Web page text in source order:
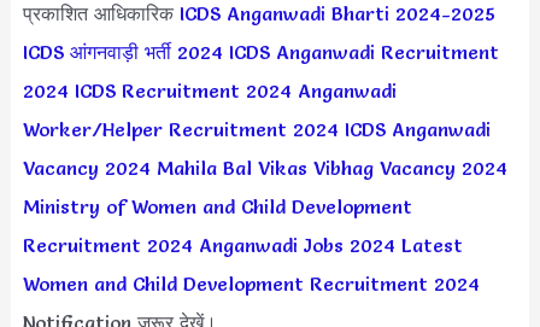
प्रकाशित आधिकारिक ICDS Anganwadi Bharti 2024-2025
ICDS आंगनवाड़ी भर्ती 2024 ICDS Anganwadi Recruitment
2024 ICDS Recruitment 2024 Anganwadi
Worker/Helper Recruitment 2024 ICDS Anganwadi
Vacancy 2024 Mahila Bal Vikas Vibhag Vacancy 2024
Ministry of Women and Child Development
Recruitment 2024 Anganwadi Jobs 2024 Latest
Women and Child Development Recruitment 2024